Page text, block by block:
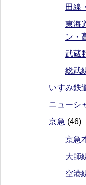
田線
東海
ン・
武蔵
総武
いすみ鉄
ニューシ
京急 (46)
京急
大師
空港